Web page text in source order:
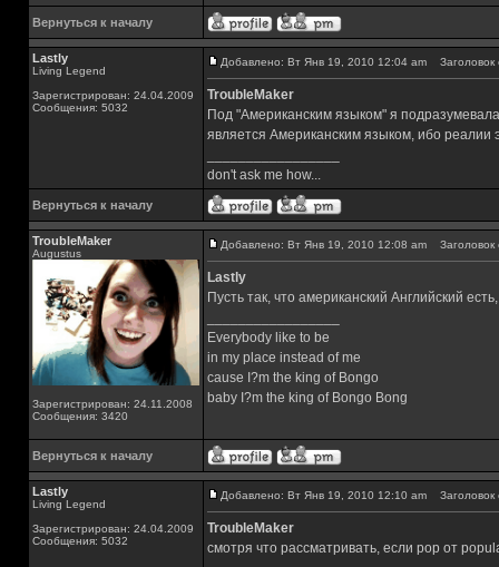
Вернуться к началу
Lastly
Living Legend
Зарегистрирован: 24.04.2009
Сообщения: 5032
Добавлено: Вт Янв 19, 2010 12:04 am Заголовок
TroubleMaker
Под "Американским языком" я
является Американским языком, ибо реалии
don't ask me how...
Вернуться к началу
TroubleMaker
Augustus
Зарегистрирован: 24.11.2008
Сообщения: 3420
Добавлено: Вт Янв 19, 2010 12:08 am Заголовок
Lastly
Пусть так, что американский Английский
Everybody like to be
in my place instead of me
cause I?m the king of Bongo
baby I?m the king of Bongo Bong
Вернуться к началу
Lastly
Living Legend
Зарегистрирован: 24.04.2009
Сообщения: 5032
Добавлено: Вт Янв 19, 2010 12:10 am Заголовок
TroubleMaker
смотря что рассматривать, если pop от